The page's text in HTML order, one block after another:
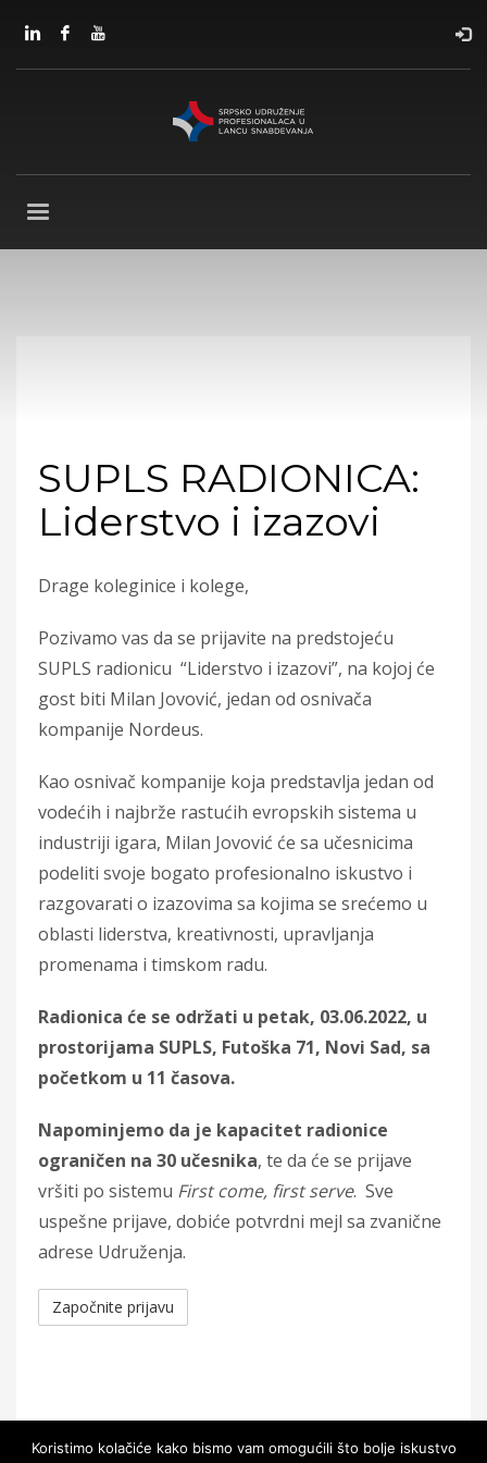
SUPLS RADIONICA:
Liderstvo i izazovi
Drage koleginice i kolege,
Pozivamo vas da se prijavite na predstojeću
SUPLS radionicu “Liderstvo i izazovi”, na kojoj će
gost biti Milan Jovović, jedan od osnivača
kompanije Nordeus.
Kao osnivač kompanije koja predstavlja jedan od
vodećih i najbrže rastućih evropskih sistema u
industriji igara, Milan Jovović će sa učesnicima
podeliti svoje bogato profesionalno iskustvo i
razgovarati o izazovima sa kojima se srećemo u
oblasti liderstva, kreativnosti, upravljanja
promenama i timskom radu.
Radionica će se održati u petak, 03.06.2022, u
prostorijama SUPLS, Futoška 71, Novi Sad, sa
početkom u 11 časova.
Napominjemo da je kapacitet radionice
ograničen na 30 učesnika, te da će se prijave
vršiti po sistemu First come, first serve. Sve
uspešne prijave, dobiće potvrdni mejl sa zvanične
adrese Udruženja.
Koristimo kolačiće kako bismo vam omogućili što bolje iskustvo